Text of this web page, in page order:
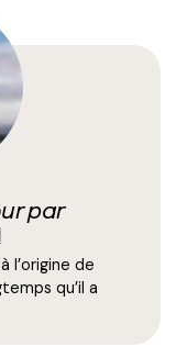
par
l’origine de
qu’il a